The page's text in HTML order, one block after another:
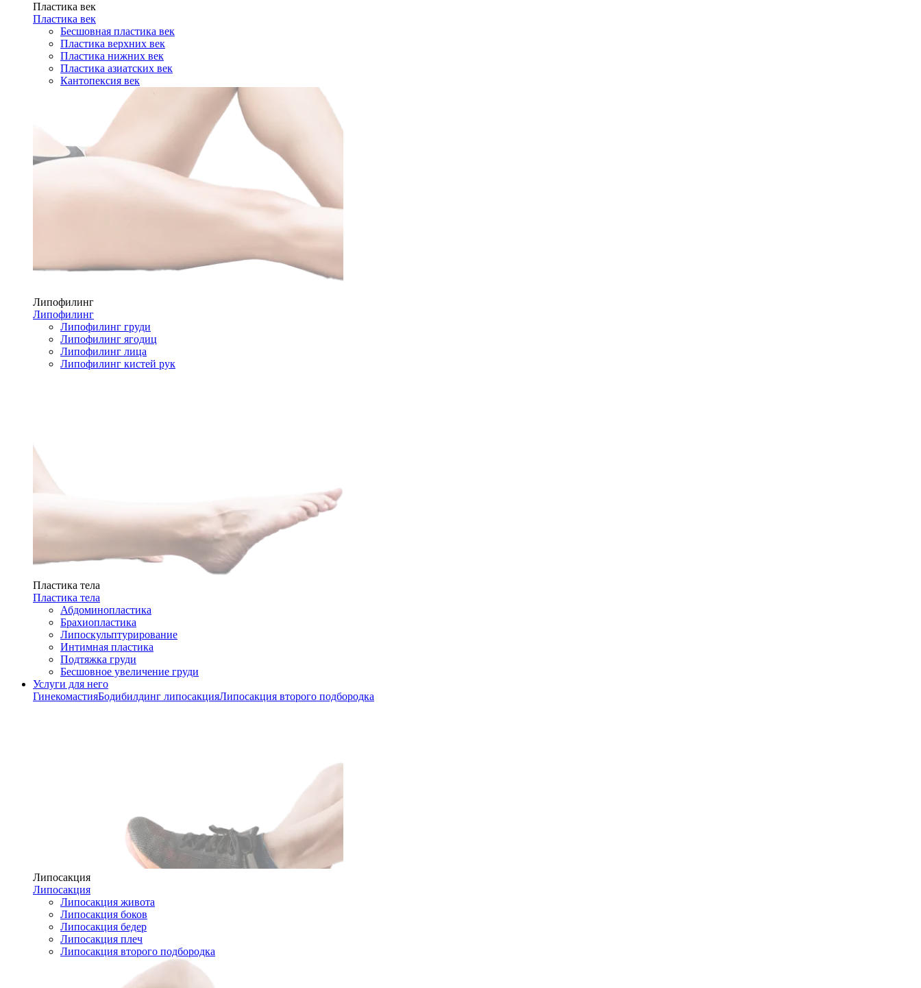
Пластика век
Пластика век
Бесшовная пластика век
Пластика верхних век
Пластика нижних век
Пластика азиатских век
Кантопексия век
Липофилинг
Липофилинг
Липофилинг груди
Липофилинг ягодиц
Липофилинг лица
Липофилинг кистей рук
Пластика тела
Пластика тела
Абдоминопластика
Брахиопластика
Липоскульптурирование
Интимная пластика
Подтяжка груди
Бесшовное увеличение груди
Услуги для него
ГинекомастияБодибилдинг липосакцияЛипосакция второго подбородка
Липосакция
Липосакция
Липосакция живота
Липосакция боков
Липосакция бедер
Липосакция плеч
Липосакция второго подбородка